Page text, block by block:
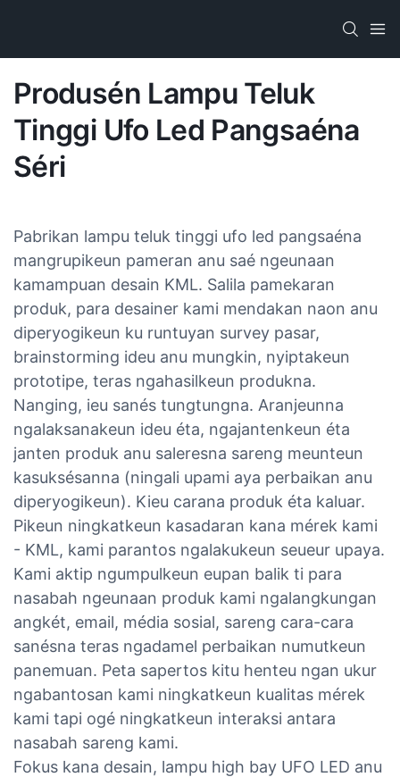
Produsén Lampu Teluk
Tinggi Ufo Led Pangsaéna
Séri
Pabrikan lampu teluk tinggi ufo led pangsaéna​
mangrupikeun pameran anu saé ngeunaan
kamampuan desain KML. Salila pamekaran
produk, para desainer kami mendakan naon anu
diperyogikeun ku runtuyan survey pasar,
brainstorming ideu anu mungkin, nyiptakeun
prototipe, teras ngahasilkeun produkna.
Nanging, ieu sanés tungtungna. Aranjeunna
ngalaksanakeun ideu éta, ngajantenkeun éta
janten produk anu saleresna sareng meunteun
kasuksésanna (ningali upami aya perbaikan anu
diperyogikeun). Kieu carana produk éta kaluar.
Pikeun ningkatkeun kasadaran kana mérek kami
- KML, kami parantos ngalakukeun seueur upaya.
Kami aktip ngumpulkeun eupan balik ti para
nasabah ngeunaan produk kami ngalangkungan
angkét, email, média sosial, sareng cara-cara
sanésna teras ngadamel perbaikan numutkeun
panemuan. Peta sapertos kitu henteu ngan ukur
ngabantosan kami ningkatkeun kualitas mérek
kami tapi ogé ningkatkeun interaksi antara
nasabah sareng kami.
Fokus kana desain, lampu high bay UFO LED anu